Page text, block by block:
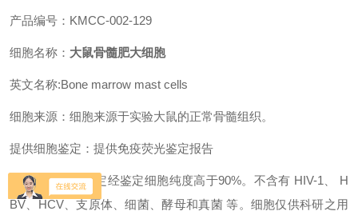
产品编号：KMCC-002-129
细胞名称： 大鼠骨髓肥大细胞
英文名称:Bone marrow mast cells
细胞来源：细胞来源于实验大鼠的正常骨髓组织。
提供细胞鉴定：提供免疫荧光鉴定报告
细胞纯度：经鉴定经鉴定细胞纯度高于90%。不含有 HIV-1、 H
BV、HCV、支原体、细菌、酵母和真菌 等。细胞仅供科研之用